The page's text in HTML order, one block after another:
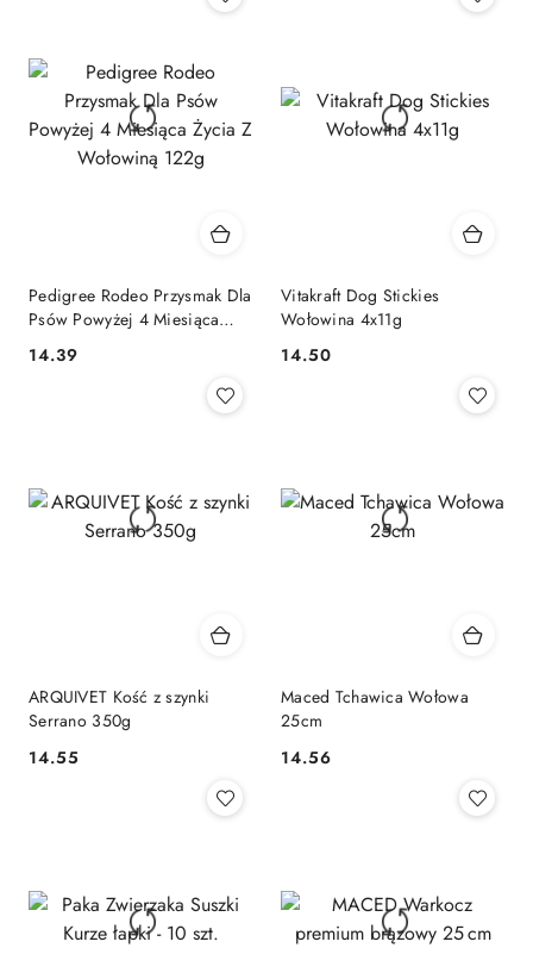
Pedigree Rodeo Przysmak Dla
Psów Powyżej 4 Miesiąca
Cena:
14.39
Vitakraft Dog Stickies
Wołowina 4x11g
Cena:
14.50
ARQUIVET Kość z szynki
Serrano 350g
Cena:
14.55
Maced Tchawica Wołowa
25cm
Cena:
14.56